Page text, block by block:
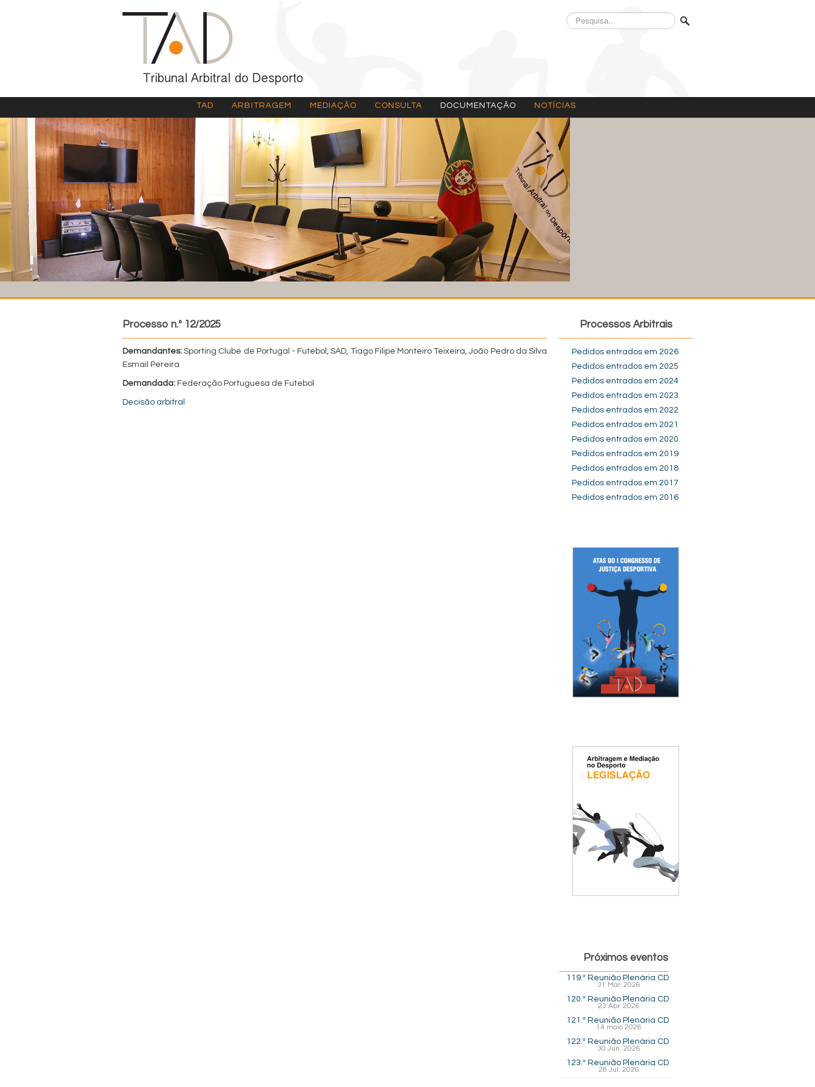
Pesquisa...
TAD ARBITRAGEM MEDIAÇÃO CONSULTA DOCUMENTAÇÃO NOTÍCIAS
Processo n.º 12/2025
Demandantes: Sporting Clube de Portugal - Futebol, SAD, Tiago Filipe Monteiro Teixeira, João Pedro da Silva
Esmail Pereira
Demandada: Federação Portuguesa de Futebol
Decisão arbitral
Processos Arbitrais
Pedidos entrados em 2026
Pedidos entrados em 2025
Pedidos entrados em 2024
Pedidos entrados em 2023
Pedidos entrados em 2022
Pedidos entrados em 2021
Pedidos entrados em 2020
Pedidos entrados em 2019
Pedidos entrados em 2018
Pedidos entrados em 2017
Pedidos entrados em 2016
Próximos eventos
119.ª Reunião Plenária CD
31 Mar. 2026
120.ª Reunião Plenária CD
23 Abr. 2026
121.ª Reunião Plenária CD
14 maio 2026
122.ª Reunião Plenária CD
30 Jun. 2026
123.ª Reunião Plenária CD
28 Jul. 2026